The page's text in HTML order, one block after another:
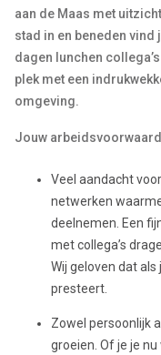
aan de Maas met
stad in en beneden
dagen lunchen
plek met een
omgeving.
Jouw
Veel aandacht
netwerken
deelnemen. Een
met collega’s
Wij geloven dat als
presteert.
Zowel persoonlijk
groeien. Of je je